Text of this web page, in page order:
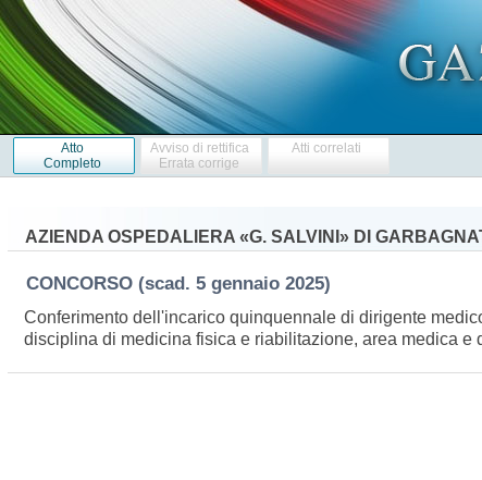
Atto
Completo
Avviso di rettifica
Errata corrige
Atti correlati
AZIENDA OSPEDALIERA «G. SALVINI» DI
CONCORSO (scad. 5 gennaio 2025)
Conferimento dell'incarico quinquennale di dirigente
disciplina di medicina fisica e riabilitazione, area medica e